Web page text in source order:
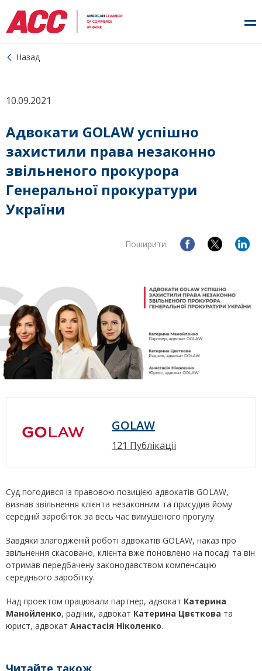
Назад
10.09.2021
Адвокати GOLAW успішно
захистили права незаконно
звільненого прокурора
Генеральної прокуратури
України
Поширити:
GOLAW
121 Публікації
Суд погодився із правовою позицією адвокатів GOLAW,
визнав звільнення клієнта незаконним та присудив йому
середній заробіток за весь час вимушеного прогулу.
Завдяки злагодженій роботі адвокатів GOLAW, наказ про
звільнення скасовано, клієнта вже поновлено на посаді та він
отримав передбачену законодавством компенсацію
середнього заробітку.
Над проектом працювали партнер, адвокат Катерина
Манойленко, радник, адвокат Катерина Цвєткова та
юрист, адвокат Анастасія Ніколенко.